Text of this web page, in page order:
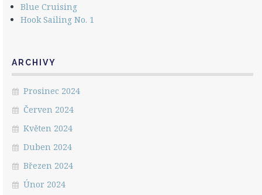
Blue Cruising
Hook Sailing No. 1
ARCHIVY
Prosinec 2024
Červen 2024
Květen 2024
Duben 2024
Březen 2024
Únor 2024